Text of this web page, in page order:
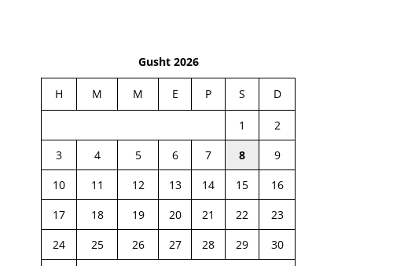
Gusht 2026
H M M E P S D
1
2
3
4 5 6 7 8
9
10
11 12 13 14 15
16
17
18 19 20 21 22
23
24
25 26 27 28 29
30